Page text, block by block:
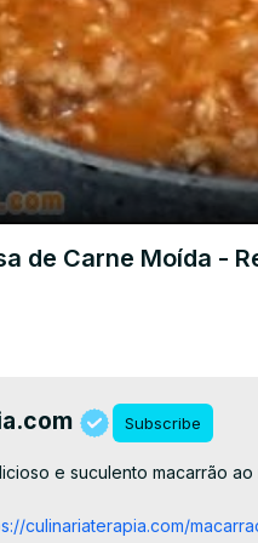
de Carne Moída -
Subscribe
e suculento macarrão
culinariaterapia.com/